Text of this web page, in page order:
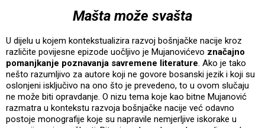
Mašta može svašta
U dijelu u kojem kontekstualizira razvoj bošnjačke nacije kroz
različite povijesne epizode uočljivo je Mujanovićevo značajno
pomanjkanje poznavanja savremene literature. Ako je tako
nešto razumljivo za autore koji ne govore bosanski jezik i koji su
oslonjeni isključivo na ono što je prevedeno, to u ovom slučaju
ne može biti opravdanje. O nizu tema koje kao bitne Mujanović
razmatra u kontekstu razvoja bošnjačke nacije već odavno
postoje monografije koje su napravile nemjerljive iskorake u